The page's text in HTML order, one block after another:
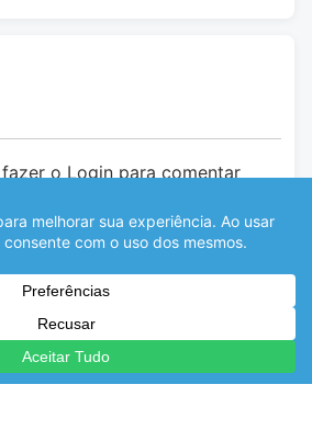
o Login para comentar